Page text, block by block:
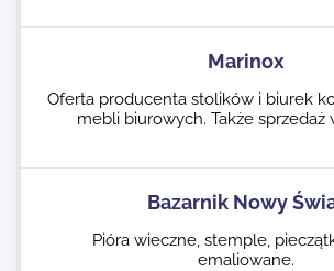
Marinox
Oferta producenta stolików i biurek
mebli biurowych. Także sprzedaż
Bazarnik Nowy
Pióra wieczne, stemple,
emaliowane.